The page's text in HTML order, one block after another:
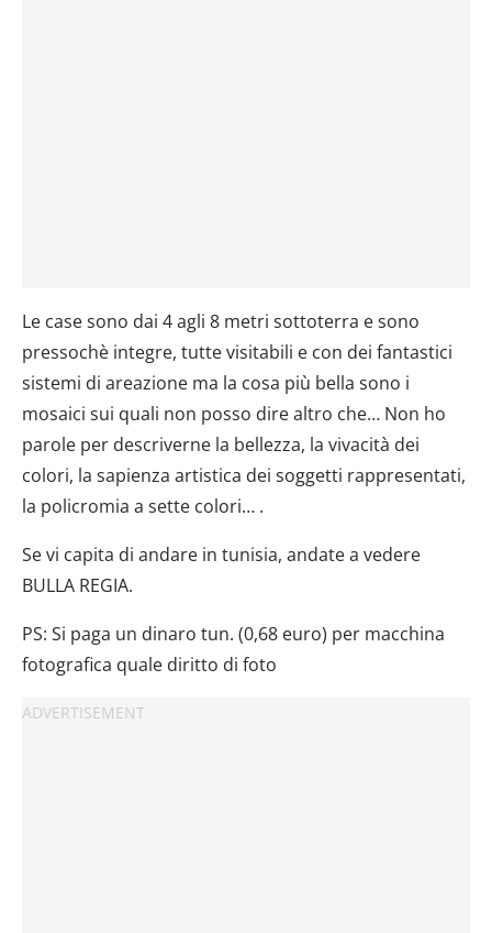
Le case sono dai 4 agli 8 metri sottoterra e sono
pressochè integre, tutte visitabili e con dei fantastici
sistemi di areazione ma la cosa più bella sono i
mosaici sui quali non posso dire altro che… Non ho
parole per descriverne la bellezza, la vivacità dei
colori, la sapienza artistica dei soggetti rappresentati,
la policromia a sette colori… .
Se vi capita di andare in tunisia, andate a vedere
BULLA REGIA.
PS: Si paga un dinaro tun. (0,68 euro) per macchina
fotografica quale diritto di foto